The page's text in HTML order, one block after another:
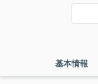
基本情報